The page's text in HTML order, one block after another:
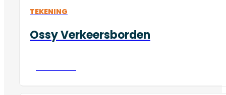
TEKENING
Ossy Verkeersborden